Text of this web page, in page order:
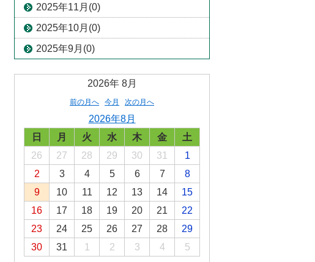
2025年11月(0)
2025年10月(0)
2025年9月(0)
2026年 8月
前の月へ 今月 次の月へ
2026年8月
日
月 火 水 木 金
土
26
27 28 29 30 31
1
2
3 4 5 6 7
8
9
10 11 12 13 14
15
16
17 18 19 20 21
22
23
24 25 26 27 28
29
30
31 1 2 3 4 5